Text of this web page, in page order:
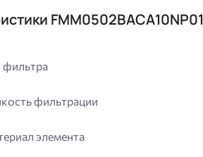
FMM0502BACA10NP01
фильтра
фильтрации
элемента